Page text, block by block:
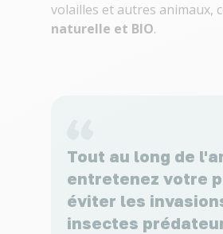
volailles et autres animaux,
naturelle et BIO.
Tout au long de
entretenez votre
éviter les
insectes